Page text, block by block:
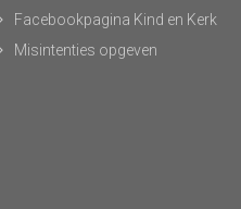
Facebookpagina Kind en Kerk
Misintenties opgeven